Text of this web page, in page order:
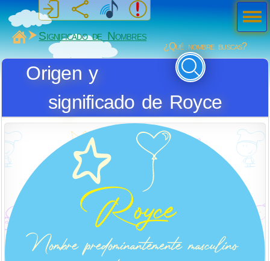
MiSabueso
Significado de Nombres
¿Qué nombre buscas?
Origen y
significado de Royce
Men
ú